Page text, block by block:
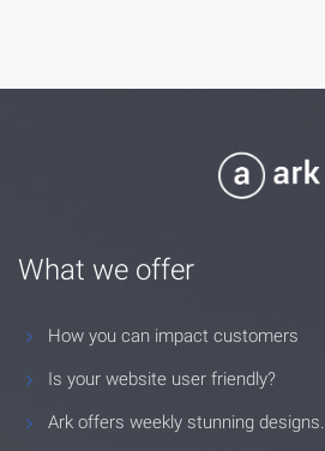
What we offer
How you can impact customers
Is your website user friendly?
Ark offers weekly stunning designs.